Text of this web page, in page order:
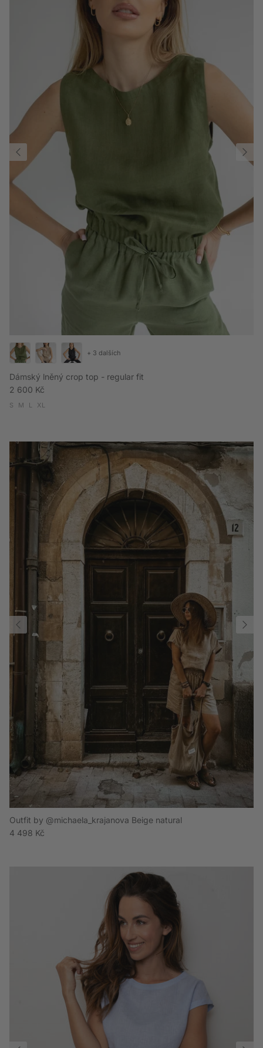
Dámský lněný crop top - regular fit
Běžná cena
2 600 Kč
S M L XL
+ 3 dalších
Outfit by @michaela_krajanova Beige natural
Běžná cena
4 498 Kč